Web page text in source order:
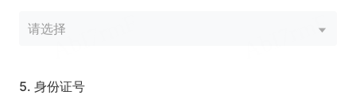
请选择
5. 身份证号